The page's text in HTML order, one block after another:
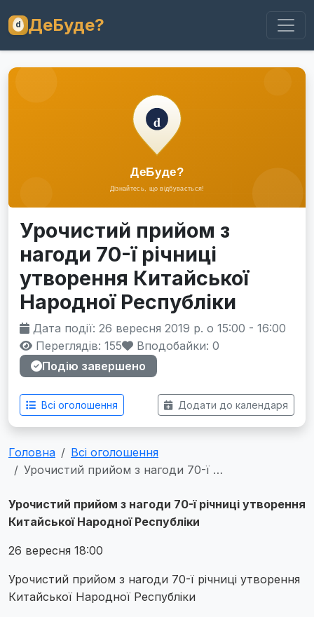
ДеБуде?
Урочистий прийом з
нагоди 70-ї річниці
утворення Китайської
Народної Республіки
Дата події: 26 вересня 2019 р. о 15:00 - 16:00
Переглядів: 155
Вподобайки: 0
Подію завершено
Всі оголошення Додати до календаря
Головна
Всі оголошення
Урочистий прийом з нагоди 70-ї …
Урочистий прийом з нагоди 70-ї річниці утворення
Китайської Народної Республіки
26 вересня 18:00
Урочистий прийом з нагоди 70-ї річниці утворення
Китайської Народної Республіки